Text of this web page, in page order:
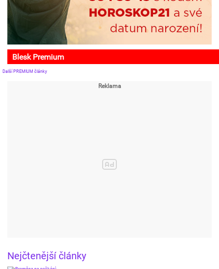
Blesk Premium
Další PREMIUM články
Nejčtenější články